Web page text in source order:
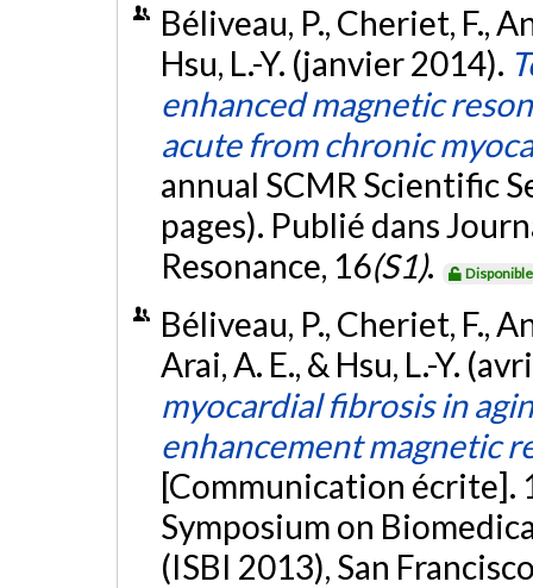
Béliveau, P., Cheriet, F.,
Hsu, L.-Y. (janvier 2014).
enhanced magnetic
acute from chronic
annual SCMR Scientific
pages). Publié dans
Resonance, 16(S1). Disponible
Béliveau, P., Cheriet, F.,
Arai, A. E., & Hsu, L.-Y.
myocardial fibrosis in
enhancement magnetic
[Communication écrite].
Symposium on
(ISBI 2013), San